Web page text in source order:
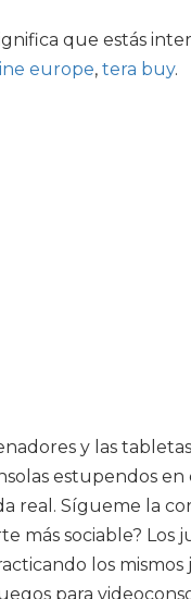
que estás
europe, tera buy.
y las
estupendos
real. Sígueme la
más sociable? Los
los
para